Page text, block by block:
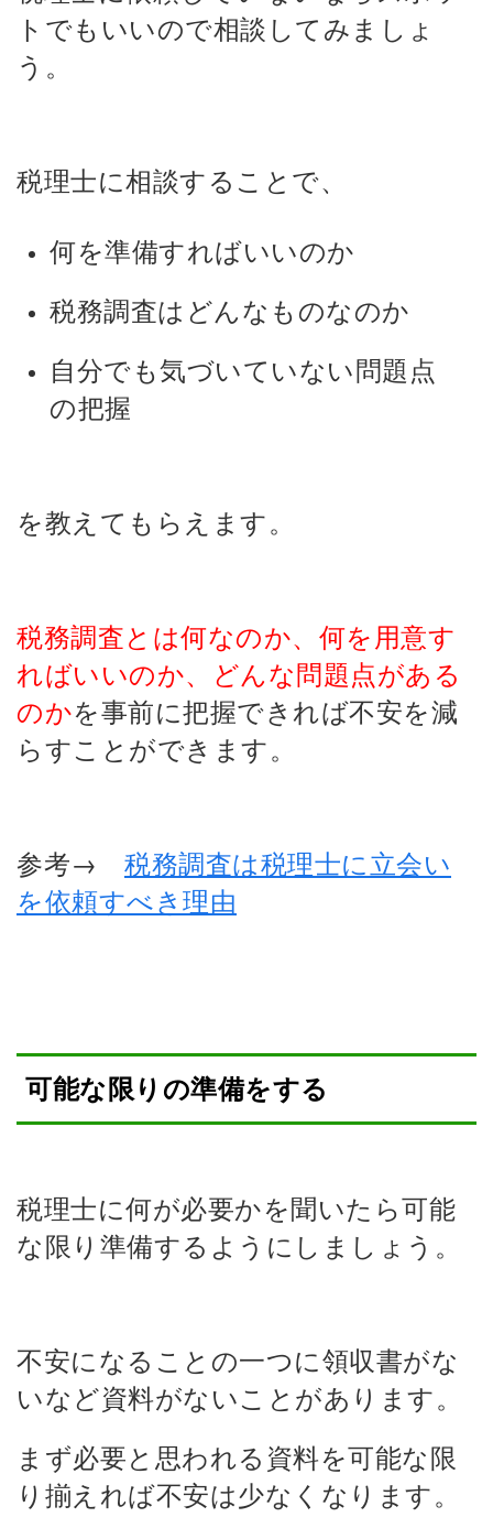
トでもいいので相談してみましょ
う。
税理士に相談することで、
何を準備すればいいのか
税務調査はどんなものなのか
自分でも気づいていない問題点
の把握
を教えてもらえます。
税務調査とは何なのか、何を用意す
ればいいのか、どんな問題点がある
のかを事前に把握できれば不安を減
らすことができます。
参考→ 税務調査は税理士に立会い
を依頼すべき理由
可能な限りの準備をする
税理士に何が必要かを聞いたら可能
な限り準備するようにしましょう。
不安になることの一つに領収書がな
いなど資料がないことがあります。
まず必要と思われる資料を可能な限
り揃えれば不安は少なくなります。